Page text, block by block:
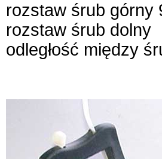
rozstaw śrub górny
rozstaw śrub dolny
odległość między